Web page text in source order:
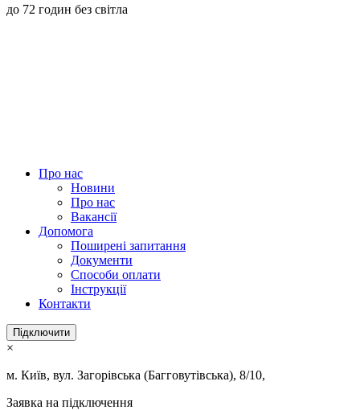
до 72 годин без світла
Про нас
Новини
Про нас
Вакансії
Допомога
Поширені запитання
Документи
Способи оплати
Інструкції
Контакти
Підключити
×
м. Київ, вул. Загорівська (Багговутівська), 8/10,
Заявка на підключення